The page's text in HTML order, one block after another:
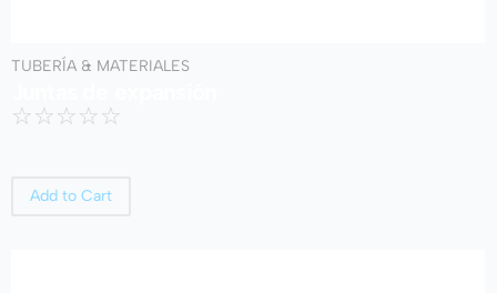
TUBERÍA & MATERIALES
☆☆☆☆☆
Add to Cart